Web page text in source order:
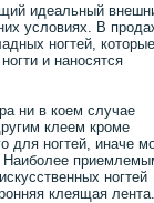
идеальный
условиях. В
ногтей, которые
и наносятся
ни в коем случае
клеем кроме
для ногтей, иначе
Наиболее
ногтей
клеящая лента.